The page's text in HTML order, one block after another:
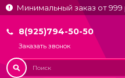
Минимальный заказ от 999
8(925)794-50-50
Заказать звонок